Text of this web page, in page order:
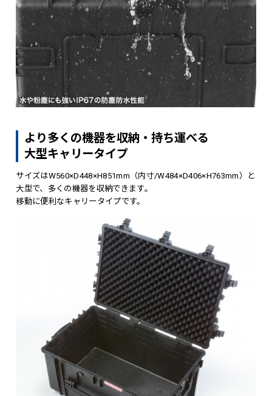
より多くの機器を収納・持ち運べる
大型キャリータイプ
サイズはW560×D448×H851mm（内寸/W484×D406×H763mm）と
大型で、多くの機器を収納できます。
移動に便利なキャリータイプです。